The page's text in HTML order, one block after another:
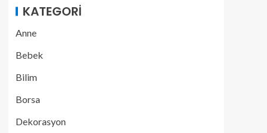
KATEGORI
Anne
Bebek
Bilim
Borsa
Dekorasyon